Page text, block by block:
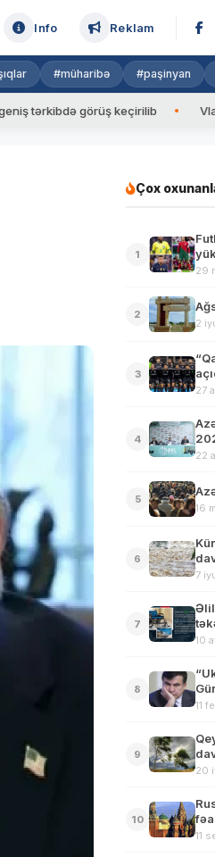
Info Reklam
#müharibə #paşinyan
görüş keçirilib Vladimir
Çox
1
29
2
2
3
27
4
22
5
16
6
7
7
10
8
–
11
9
20
10
11